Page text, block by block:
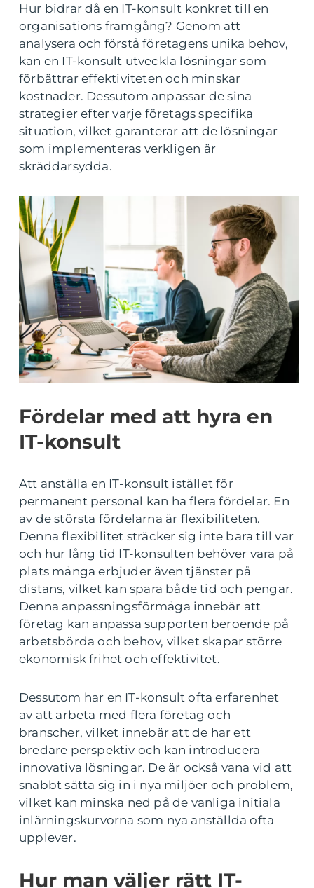
Hur bidrar då en IT-konsult konkret till en
organisations framgång? Genom att
analysera och förstå företagens unika behov,
kan en IT-konsult utveckla lösningar som
förbättrar effektiviteten och minskar
kostnader. Dessutom anpassar de sina
strategier efter varje företags specifika
situation, vilket garanterar att de lösningar
som implementeras verkligen är
skräddarsydda.
Fördelar med att hyra en
IT-konsult
Att anställa en IT-konsult istället för
permanent personal kan ha flera fördelar. En
av de största fördelarna är flexibiliteten.
Denna flexibilitet sträcker sig inte bara till var
och hur lång tid IT-konsulten behöver vara på
plats många erbjuder även tjänster på
distans, vilket kan spara både tid och pengar.
Denna anpassningsförmåga innebär att
företag kan anpassa supporten beroende på
arbetsbörda och behov, vilket skapar större
ekonomisk frihet och effektivitet.
Dessutom har en IT-konsult ofta erfarenhet
av att arbeta med flera företag och
branscher, vilket innebär att de har ett
bredare perspektiv och kan introducera
innovativa lösningar. De är också vana vid att
snabbt sätta sig in i nya miljöer och problem,
vilket kan minska ned på de vanliga initiala
inlärningskurvorna som nya anställda ofta
upplever.
Hur man väljer rätt IT-